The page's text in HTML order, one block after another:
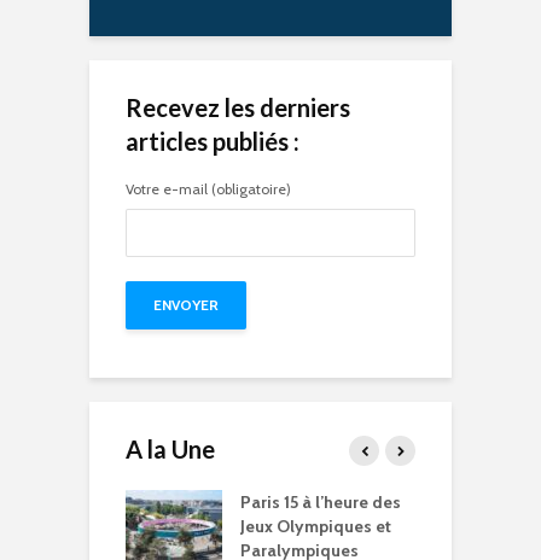
Recevez les derniers
articles publiés :
Votre e-mail (obligatoire)
A la Une
15 à l’heure des
Olympiques et
Compétitions, flamme
olympique… les Jeux
Olympiques et